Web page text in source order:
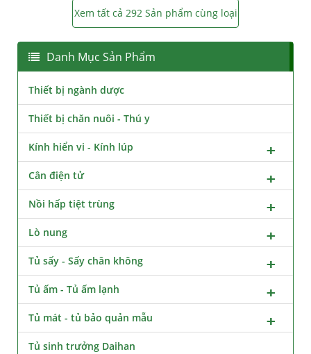
Xem tất cả 292 Sản phẩm cùng loại
Danh Mục Sản Phẩm
Thiết bị ngành dược
Thiết bị chăn nuôi - Thú y
Kính hiển vi - Kính lúp
Cân điện tử
Nồi hấp tiệt trùng
Lò nung
Tủ sấy - Sấy chân không
Tủ ấm - Tủ ấm lạnh
Tủ mát - tủ bảo quản mẫu
Tủ sinh trưởng Daihan